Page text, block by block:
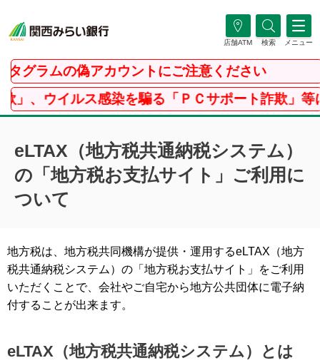
店舗ATM 検索 メニュー
グラムの偽アカウントにご注意ください
ウイルス感染を騙る「ＰＣサポート詐欺」等に
eLTAX（地方税共通納税システム）
の「地方税お支払サイト」ご利用に
ついて
地方税は、地方税共同機構が提供・運用するeLTAX（地方
税共通納税システム）の「地方税お支払サイト」をご利用
いただくことで、会社やご自宅から地方公共団体に電子納
付することが出来ます。
eLTAX（地方税共通納税システム）とは